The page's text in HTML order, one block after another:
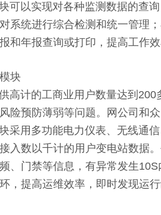
以实现对各种监测数据的查询
系统进行综合检测和统一管理
和年报查询或打印，提高工作效
块
计的工商业用户数量达到200
险预防薄弱等问题。网公司和
用多功能电力仪表、无线通信
入数以千计的用户变电站数据
、门禁等信息，有异常发生
，提高运维效率，即时发现运行